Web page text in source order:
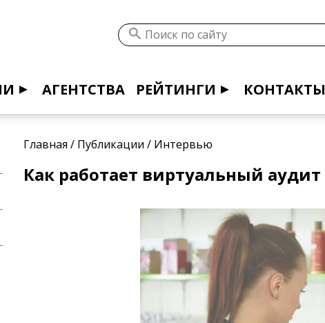
АГЕНТСТВА РЕЙТИНГИ КОНТАКТЫ
Главная / Публикации / Интервью
Как работает виртуальный аудит